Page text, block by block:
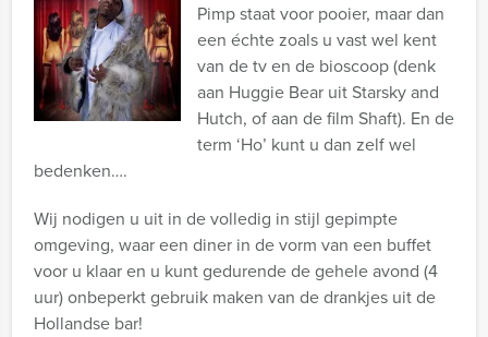
Pimp staat voor pooier, maar dan
een échte zoals u vast wel kent
van de tv en de bioscoop (denk
aan Huggie Bear uit Starsky and
Hutch, of aan de film Shaft). En de
term ‘Ho’ kunt u dan zelf wel
bedenken….
Wij nodigen u uit in de volledig in stijl gepimpte
omgeving, waar een diner in de vorm van een buffet
voor u klaar en u kunt gedurende de gehele avond (4
uur) onbeperkt gebruik maken van de drankjes uit de
Hollandse bar!